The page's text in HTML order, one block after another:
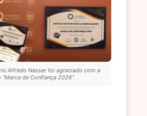
Alfredo Nasser foi agraciado com a
de Confiança 2026”.